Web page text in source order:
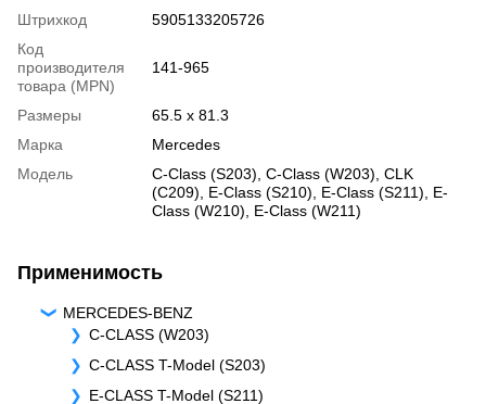
Штрихкод
5905133205726
Код
производителя
товара (MPN)
141-965
Размеры
65.5 x 81.3
Марка
Mercedes
Модель
C-Class (S203) C-Class (W203) CLK
(C209)
E-Class (S210) E-Class (S211)
E-
Class (W210)
E-Class (W211)
Применимость
MERCEDES-BENZ
C-CLASS (W203)
C-CLASS T-Model (S203)
E-CLASS T-Model (S211)